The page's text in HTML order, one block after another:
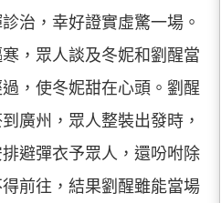
治，幸好證實虛驚一場。
，眾人談及冬妮和劉醒當
，使冬妮甜在心頭。劉醒
廣州，眾人整裝出發時，
避彈衣予眾人，還吩咐除
前往，結果劉醒雖能當場